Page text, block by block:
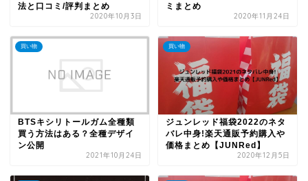
法と口コミ/評判まとめ
2020年10月3日
ミまとめ
2020年11月24日
買い物
BTSキシリトールガム全種類
買う方法はある？全種デザイ
ン公開
2021年10月24日
買い物
ジュンレッド福袋2022のネタ
バレ中身!楽天通販予約購入や
価格まとめ【JUNRed】
2020年12月5日